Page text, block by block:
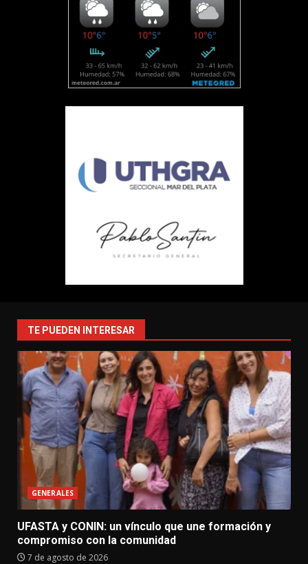
TE PUEDEN INTERESAR
GENERALES
UFASTA y CONIN: un vínculo que une formación y
compromiso con la comunidad
7 de agosto de 2026